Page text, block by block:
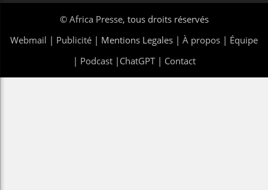
© Africa Presse, tous droits réservés
Webmail | Publicité | Mentions Legales | À propos | Équipe
| Podcast| ChatGPT| Contact